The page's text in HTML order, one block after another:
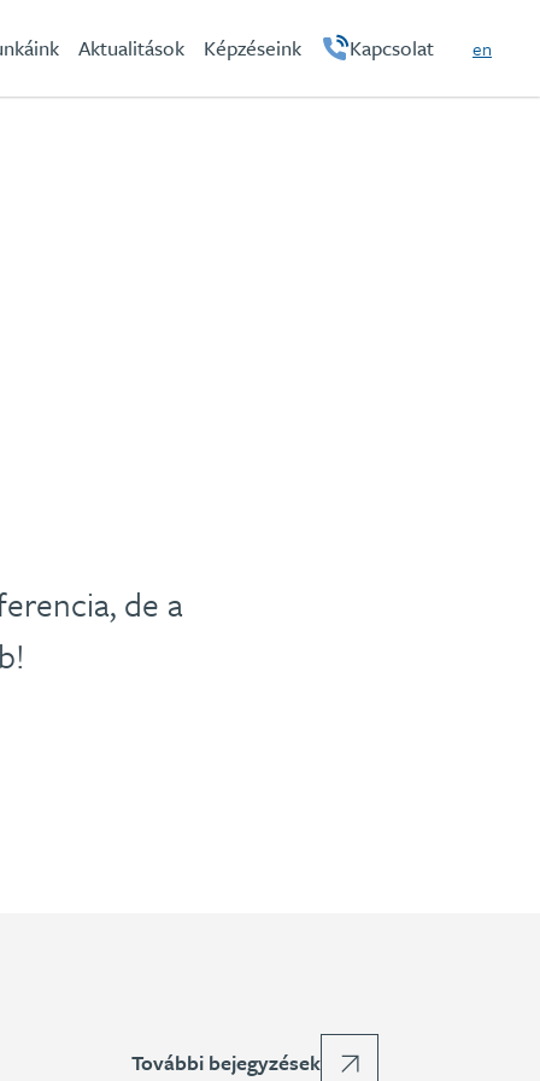
en
Kapcsolat
Képzéseink
Aktualitások
de a
További bejegyzések